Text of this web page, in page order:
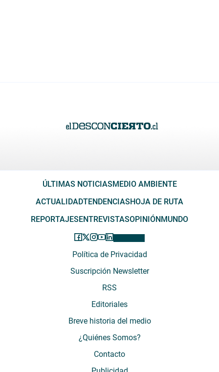
ÚLTIMAS NOTICIASMEDIO AMBIENTE
ACTUALIDADTENDENCIASHOJA DE RUTA
REPORTAJESENTREVISTASOPINIÓNMUNDO
Política de Privacidad
Suscripción Newsletter
RSS
Editoriales
Breve historia del medio
¿Quiénes Somos?
Contacto